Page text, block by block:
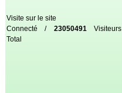
Visite sur le site
Connecté / 23050491Visiteurs
Total